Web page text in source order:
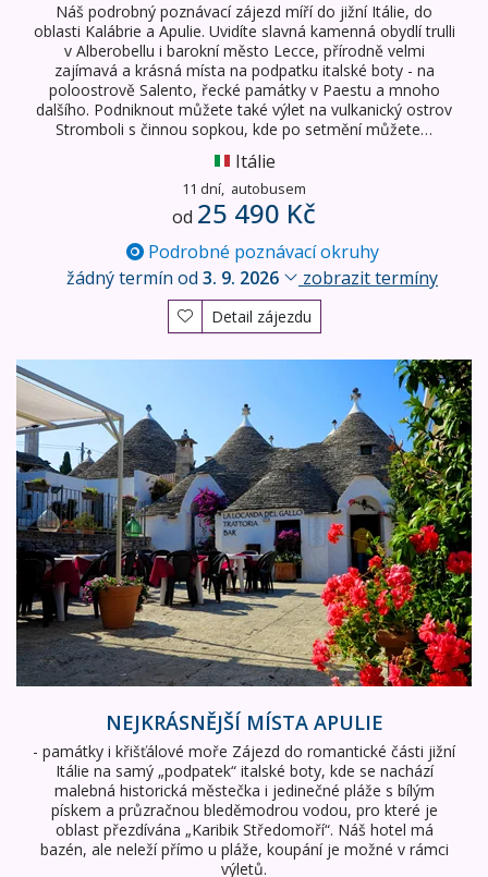
Náš podrobný poznávací zájezd míří do jižní Itálie, do
oblasti Kalábrie a Apulie. Uvidíte slavná kamenná obydlí trulli
v Alberobellu i barokní město Lecce, přírodně velmi
zajímavá a krásná místa na podpatku italské boty - na
poloostrově Salento, řecké památky v Paestu a mnoho
dalšího. Podniknout můžete také výlet na vulkanický ostrov
Stromboli s činnou sopkou, kde po setmění můžete…
Itálie
11 dní, autobusem
od 25 490 Kč
Podrobné poznávací okruhy
žádný termín od 3. 9. 2026 zobrazit termíny
Detail zájezdu
Nejkrásnější místa Apulie
NEJKRÁSNĚJŠÍ MÍSTA APULIE
- památky i křišťálové moře Zájezd do romantické části jižní
Itálie na samý „podpatek“ italské boty, kde se nachází
malebná historická městečka i jedinečné pláže s bílým
pískem a průzračnou bleděmodrou vodou, pro které je
oblast přezdívána „Karibik Středomoří“. Náš hotel má
bazén, ale neleží přímo u pláže, koupání je možné v rámci
výletů.